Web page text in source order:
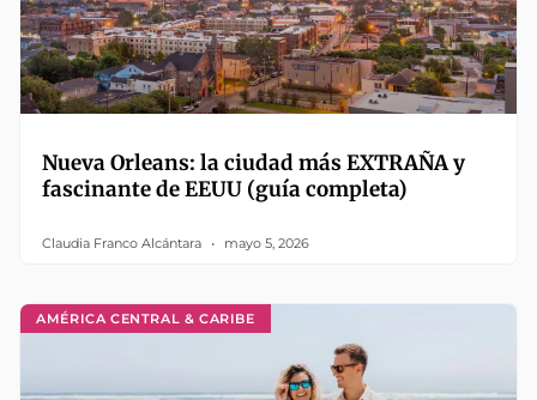
Nueva Orleans: la ciudad más EXTRAÑA y
fascinante de EEUU (guía completa)
Claudia Franco Alcántara mayo 5, 2026
AMÉRICA CENTRAL & CARIBE